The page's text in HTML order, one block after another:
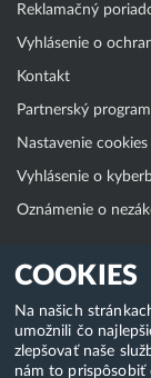
COOKIES
Na našich
umožnili čo
zlepšovať naše
nám to prispôsobiť
Reklamačný
Vyhlásenie o
Kontakt
Partnerský program
Nastavenie cookies
Vyhlásenie o
Oznámenie o
Klientská zóna
WebAdmin
WebMail
Zmena hesla (E-